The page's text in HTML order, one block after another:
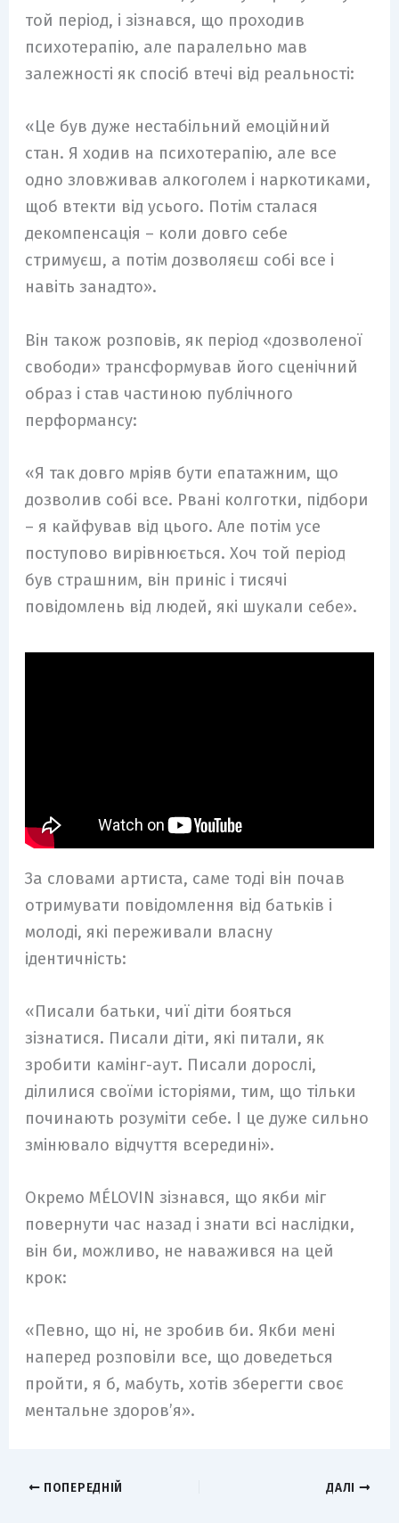
той період, і зізнався, що проходив
психотерапію, але паралельно мав
залежності як спосіб втечі від реальності:
«Це був дуже нестабільний емоційний
стан. Я ходив на психотерапію, але все
одно зловживав алкоголем і наркотиками,
щоб втекти від усього. Потім сталася
декомпенсація – коли довго себе
стримуєш, а потім дозволяєш собі все і
навіть занадто».
Він також розповів, як період «дозволеної
свободи» трансформував його сценічний
образ і став частиною публічного
перформансу:
«Я так довго мріяв бути епатажним, що
дозволив собі все. Рвані колготки, підбори
– я кайфував від цього. Але потім усе
поступово вирівнюється. Хоч той період
був страшним, він приніс і тисячі
повідомлень від людей, які шукали себе».
За словами артиста, саме тоді він почав
отримувати повідомлення від батьків і
молоді, які переживали власну
ідентичність:
«Писали батьки, чиї діти бояться
зізнатися. Писали діти, які питали, як
зробити камінг-аут. Писали дорослі,
ділилися своїми історіями, тим, що тільки
починають розуміти себе. І це дуже сильно
змінювало відчуття всередині».
Окремо MÉLOVIN зізнався, що якби міг
повернути час назад і знати всі наслідки,
він би, можливо, не наважився на цей
крок:
«Певно, що ні, не зробив би. Якби мені
наперед розповіли все, що доведеться
пройти, я б, мабуть, хотів зберегти своє
ментальне здоров’я».
ПОПЕРЕДНІЙ ДАЛІ